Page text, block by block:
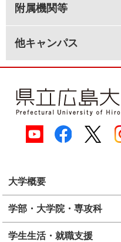
附属機関等
他キャンパス
大学概要
学部・大学院・専攻科
学生生活・就職支援